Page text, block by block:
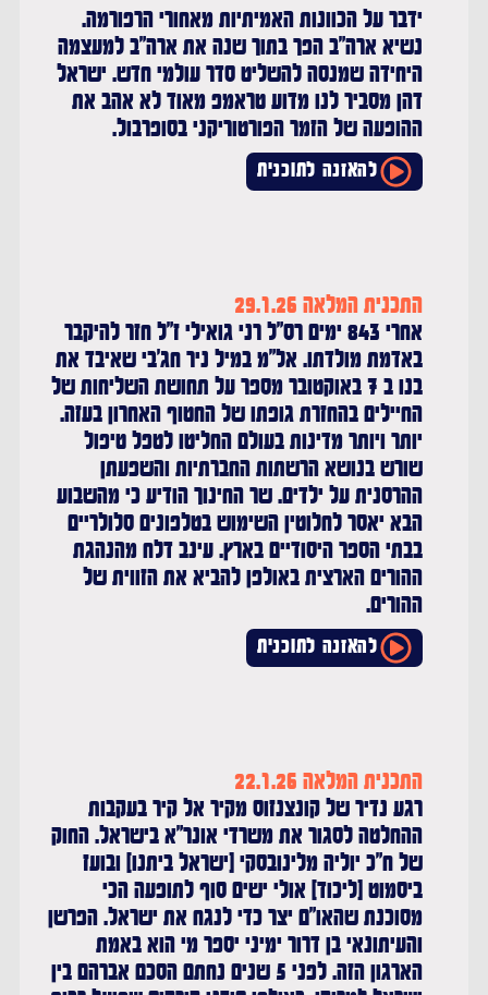
ידבר על הכוונות האמיתיות מאחורי הרפורמה.
נשיא ארה"ב הפך בתוך שנה את ארה"ב למעצמה
היחידה שמנסה להשליט סדר עולמי חדש. ישראל
דהן מסביר לנו מדוע טראמפ מאוד לא אהב את
ההופעה של הזמר הפורטוריקני בסופרבול.
להאזנה לתוכנית
התכנית המלאה 29.1.26
אחרי 843 ימים רס"ל רני גואילי ז"ל חזר להיקבר
באדמת מולדתו. אל"מ במיל ניר חג'בי שאיבד את
בנו ב 7 באוקטובר מספר על תחושת השליחות של
החיילים בהחזרת גופתו של החטוף האחרון בעזה.
יותר ויותר מדינות בעולם החליטו לטפל טיפול
שורש בנושא הרשתות החברתיות והשפעתן
ההרסנית על ילדים. שר החינוך הודיע כי מהשבוע
הבא יאסר לחלוטין השימוש בטלפונים סלולריים
בבתי הספר היסודיים בארץ. עינב דלח מהנהגת
ההורים הארצית באולפן להביא את הזווית של
להאזנה לתוכנית
התכנית המלאה 22.1.26
רגע נדיר של קונצנזוס מקיר אל קיר בעקבות
ההחלטה לסגור את משרדי אונר"א בישראל. החוק
של ח"כ יוליה מלינובסקי (ישראל ביתנו) ובועז
ביסמוט (ליכוד) אולי ישים סוף לתופעה הכי
מסוכנת שהאו"ם יצר כדי לנגח את ישראל. הפרשן
והעיתונאי בן דרור ימיני יספר מי הוא באמת
הארגון הזה. לפני 5 שנים נחתם הסכם אברהם בין